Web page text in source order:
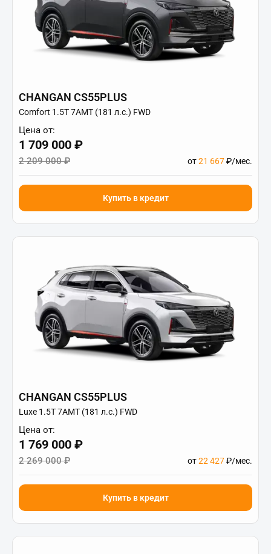
CHANGAN CS55PLUS
Comfort 1.5T 7AMT (181 л.с.) FWD
Цена от:
1 709 000 ₽
2 209 000 ₽ от21 667₽/мес.
Купить в кредит
CHANGAN CS55PLUS
Luxe 1.5T 7AMT (181 л.с.) FWD
Цена от:
1 769 000 ₽
2 269 000 ₽ от22 427₽/мес.
Купить в кредит